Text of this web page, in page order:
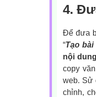
4.
Để đưa
“Tạo
nội dung
copy
web. Sử
chỉnh,